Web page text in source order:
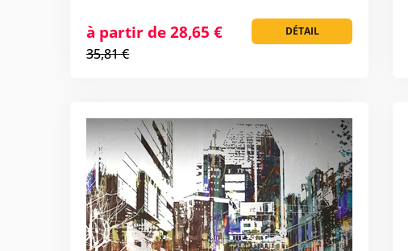
DÉTAIL
à partir de 28,65 €
35,81 €